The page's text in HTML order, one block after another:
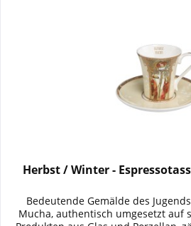
Herbst / Winter -
Bedeutende Gemälde des
Mucha, authentisch umgesetzt auf